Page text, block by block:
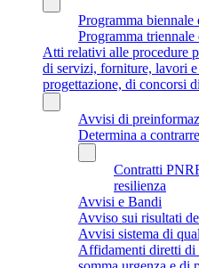
Programma
Programma
Atti relativi alle procedure
di servizi, forniture, lavori
progettazione, di concorsi
Avvisi di
Determina a contrarre
Contratti
resilienza
Avvisi e Bandi
Avviso sui risultati
Avvisi sistema di
Affidamenti diretti di